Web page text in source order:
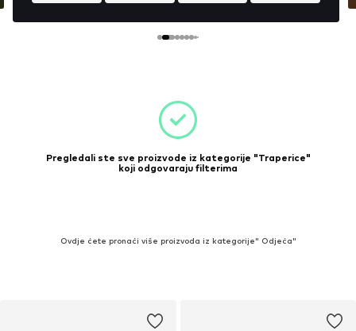
Pregledali ste sve proizvode iz kategorije "Traperice"
koji odgovaraju filterima
Ovdje ćete pronaći više proizvoda iz kategorije" Odjeća"